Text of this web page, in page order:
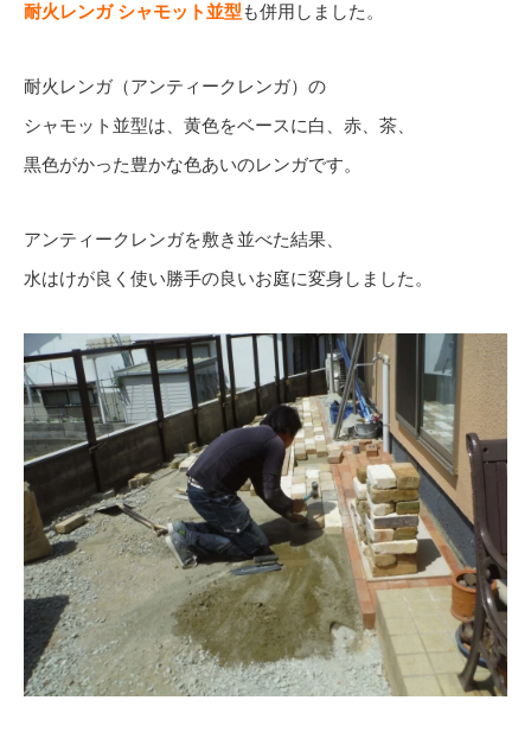
耐火レンガ シャモット並型 も併用しました。
耐火レンガ（アンティークレンガ）の
シャモット並型は、黄色をベースに白、赤、茶、
黒色がかった豊かな色あいのレンガです。
アンティークレンガを敷き並べた結果、
水はけが良く使い勝手の良いお庭に変身しました。